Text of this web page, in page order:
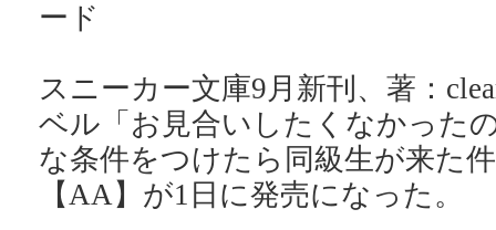
ード
スニーカー文庫9月新刊、著：
ベル「お見合いしたくなかった
な条件をつけたら同級生が来た
【AA】が1日に発売になった。